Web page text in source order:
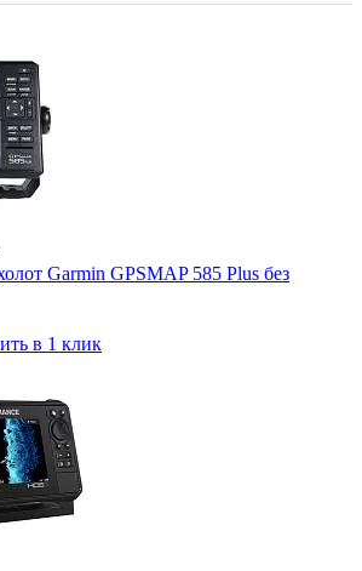
Garmin GPSMAP 585 Plus без
в 1 клик